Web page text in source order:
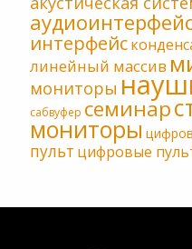
интерфейс
линейный массив
мониторы
сабвуфер семинар
мониторы
пульт цифровые